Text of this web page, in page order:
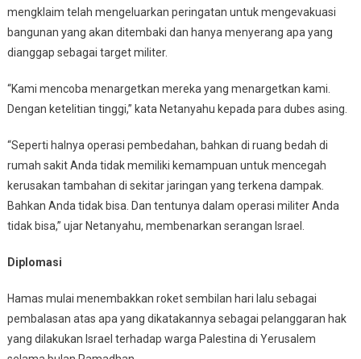
mengklaim telah mengeluarkan peringatan untuk mengevakuasi
bangunan yang akan ditembaki dan hanya menyerang apa yang
dianggap sebagai target militer.
“Kami mencoba menargetkan mereka yang menargetkan kami.
Dengan ketelitian tinggi,” kata Netanyahu kepada para dubes asing.
“Seperti halnya operasi pembedahan, bahkan di ruang bedah di
rumah sakit Anda tidak memiliki kemampuan untuk mencegah
kerusakan tambahan di sekitar jaringan yang terkena dampak.
Bahkan Anda tidak bisa. Dan tentunya dalam operasi militer Anda
tidak bisa,” ujar Netanyahu, membenarkan serangan Israel.
Diplomasi
Hamas mulai menembakkan roket sembilan hari lalu sebagai
pembalasan atas apa yang dikatakannya sebagai pelanggaran hak
yang dilakukan Israel terhadap warga Palestina di Yerusalem